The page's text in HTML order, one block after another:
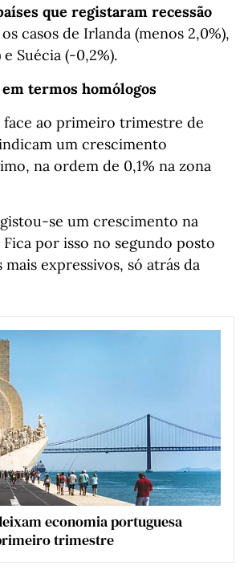
que registaram recessão
os casos de Irlanda (menos 2,0%),
Suécia (-0,2%).
termos homólogos
face ao primeiro trimestre de
um crescimento
na ordem de 0,1% na zona
se um crescimento na
por isso no segundo posto
expressivos, só atrás da
economia portuguesa
trimestre